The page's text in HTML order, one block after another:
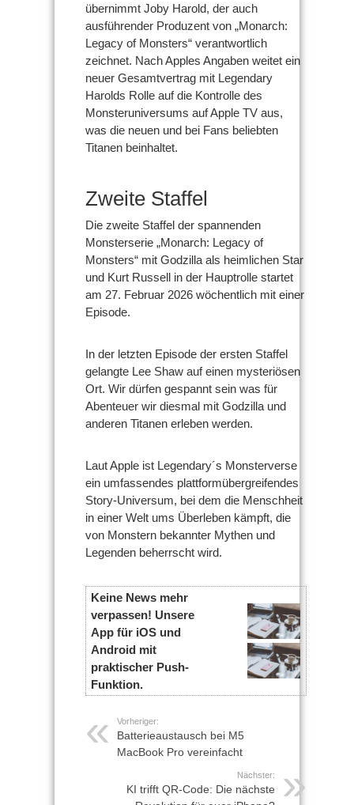
übernimmt Joby Harold, der auch
ausführender Produzent von „Monarch:
Legacy of Monsters“ verantwortlich
zeichnet. Nach Apples Angaben weitet ein
neuer Gesamtvertrag mit Legendary
Harolds Rolle auf die Kontrolle des
Monsteruniversums auf Apple TV aus,
was die neuen und bei Fans beliebten
Titanen beinhaltet.
Zweite Staffel
Die zweite Staffel der spannenden
Monsterserie „Monarch: Legacy of
Monsters“ mit Godzilla als heimlichen Star
und Kurt Russell in der Hauptrolle startet
am 27. Februar 2026 wöchentlich mit einer
Episode.
In der letzten Episode der ersten Staffel
gelangte Lee Shaw auf einen mysteriösen
Ort. Wir dürfen gespannt sein was für
Abenteuer wir diesmal mit Godzilla und
anderen Titanen erleben werden.
Laut Apple ist Legendary´s Monsterverse
ein umfassendes plattformübergreifendes
Story-Universum, bei dem die Menschheit
in einer Welt ums Überleben kämpft, die
von Monstern bekannter Mythen und
Legenden beherrscht wird.
Keine News mehr
verpassen! Unsere
App für iOS und
Android mit
praktischer Push-
Funktion.
Vorheriger:
Batterieaustausch bei M5
MacBook Pro vereinfacht
Nächster:
KI trifft QR-Code: Die nächste